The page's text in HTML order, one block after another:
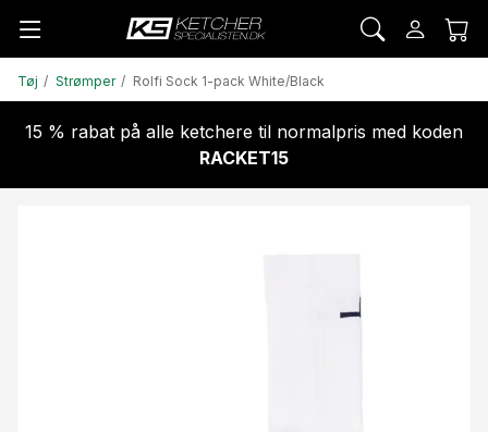
Tøj Strømper Rolfi Sock 1-pack White/Black
15 % rabat på alle ketchere til normalpris med koden
RACKET15